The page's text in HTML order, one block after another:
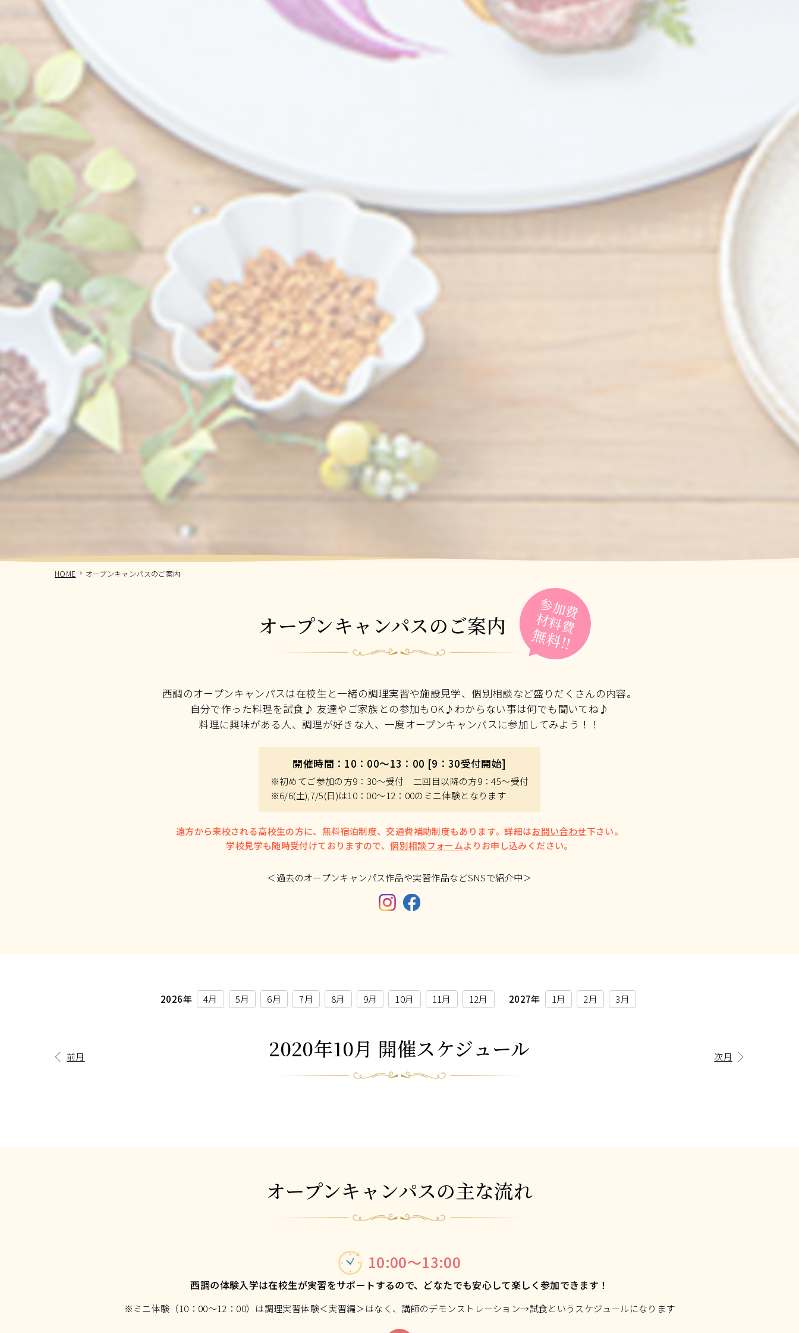
HOME オープンキャンパスのご案内
オープンキャンパスのご案内
参加費
材料費
無料!!
西調のオープンキャンパスは在校生と一緒の調理実習や施設見学、個別相談など盛りだくさんの内容。
自分で作った料理を試食♪ 友達やご家族との参加もOK♪わからない事は何でも聞いてね♪
料理に興味がある人、調理が好きな人、一度オープンキャンパスに参加してみよう！！
開催時間：10：00～13：00 [9：30受付開始]
※初めてご参加の方9：30～受付 二回目以降の方9：45～受付
※6/6(土),7/5(日)は10：00～12：00のミニ体験となります
遠方から来校される高校生の方に、無料宿泊制度、交通費補助制度もあります。詳細はお問い合わせ下さい。
学校見学も随時受付けておりますので、個別相談フォームよりお申し込みください。
＜過去のオープンキャンパス作品や実習作品などSNSで紹介中＞
2026年 4月 5月 6月 7月 8月 9月 10月 11月 12月 2027年 1月 2月 3月
前月 2020年10月 開催スケジュール 次月
オープンキャンパスの主な流れ
10:00～13:00
西調の体験入学は在校生が実習をサポートするので、どなたでも安心して楽しく参加できます！
※ミニ体験（10：00～12：00）は調理実習体験＜実習編＞はなく、講師のデモンストレーション→試食というスケジュールになります